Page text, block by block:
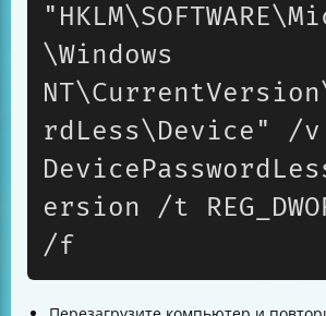
\Windows
rdLess\Device" /v
ersion /t
/f